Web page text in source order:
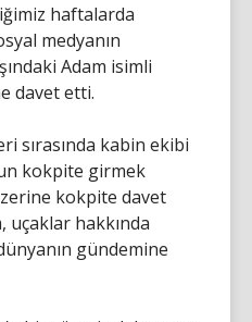
haftalarda
medyanın
Adam isimli
davet etti.
sırasında kabin ekibi
kokpite girmek
kokpite davet
uçaklar hakkında
gündemine